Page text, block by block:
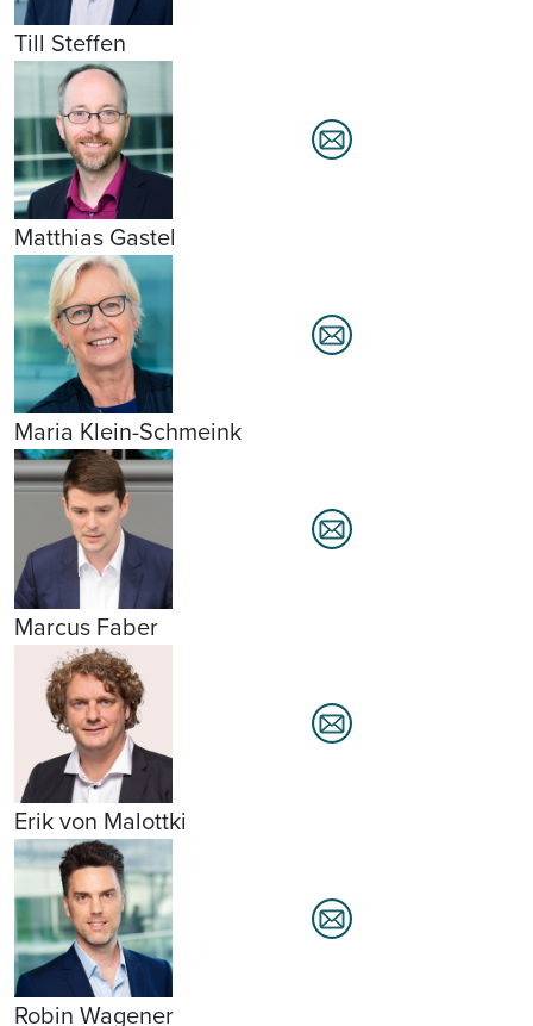
Till Steffen
Matthias Gastel
Maria Klein-Schmeink
Marcus Faber
Erik von Malottki
Robin Wagener